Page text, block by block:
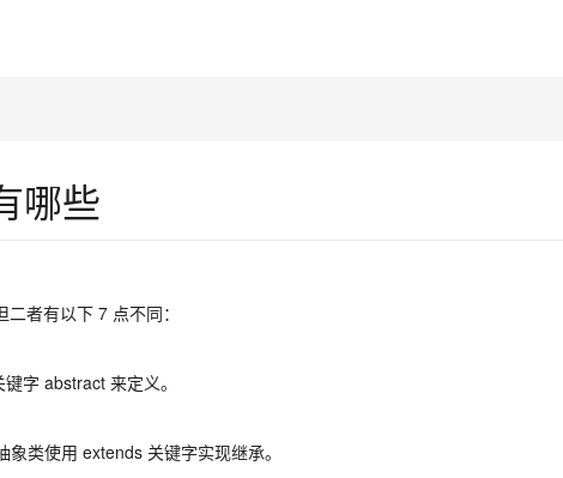
哪些
者有以下 7 点不同：
字 abstract 来定义。
类使用 extends 关键字实现继承。